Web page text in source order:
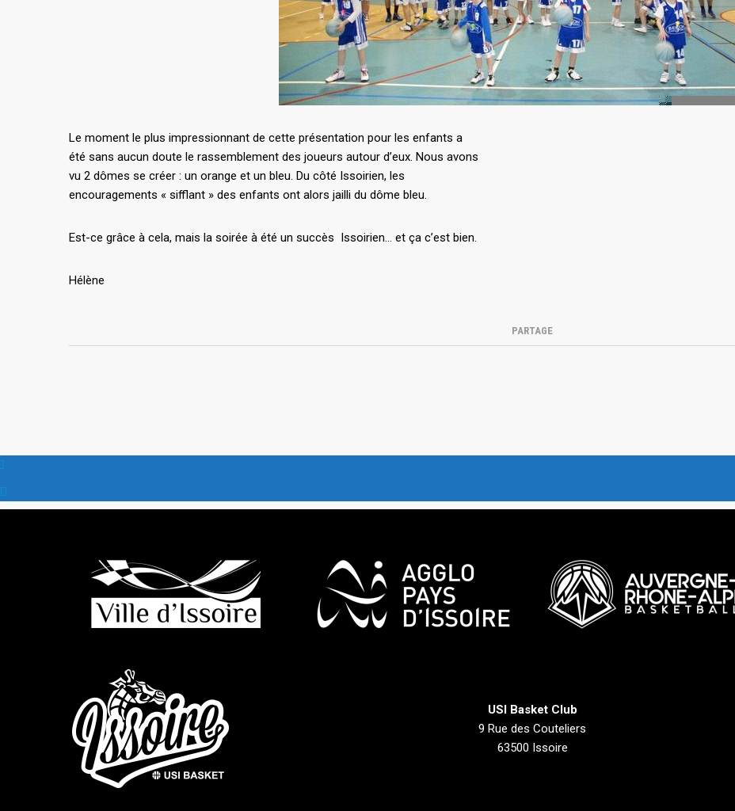
Le moment le plus impressionnant de cette présentation pour les enfants a
été sans aucun doute le rassemblement des joueurs autour d’eux. Nous avons
vu 2 dômes se créer : un orange et un bleu. Du côté Issoirien, les
encouragements « sifflant » des enfants ont alors jailli du dôme bleu.
Est-ce grâce à cela, mais la soirée à été un succès Issoirien… et ça c’est bien.
Hélène
PARTAGE
USI Basket Club
9 Rue des Couteliers
63500 Issoire